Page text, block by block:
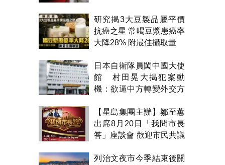
研究揭3大豆製品屬平價
抗癌之星 常喝豆漿患癌率
大降28% 附最佳攝取量
日本自衛隊員闖中國大使
館 村田晃大揭犯案動
機：欲逼中方轉變外交方
【星島集團主辦】鄒至蕙
出席8月20日「我問市長
答」座談會 歡迎市民共議
列治文夜市今季結束後關